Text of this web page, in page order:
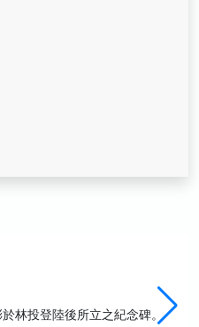
林投登陸後所立之紀念碑。